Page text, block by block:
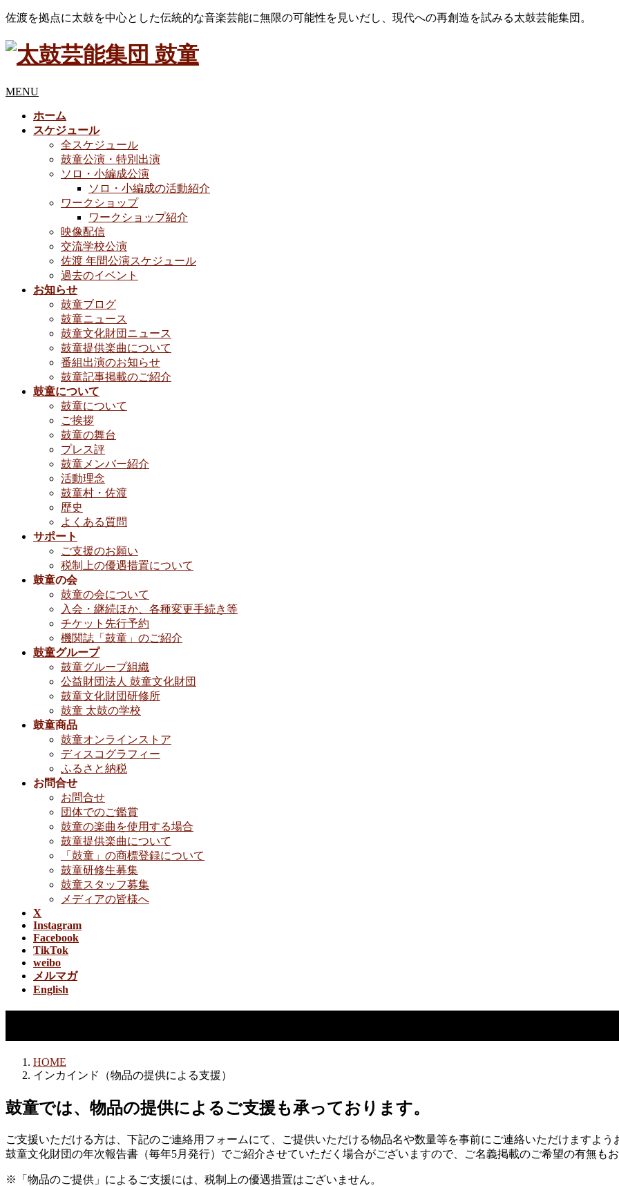
佐渡を拠点に太鼓を中心とした伝統的な音楽芸能に無限の可能性を見いだし、現代への再創造を試みる太鼓芸能集団。
MENU
ホーム
スケジュール
全スケジュール
鼓童公演・特別出演
ソロ・小編成公演
ソロ・小編成の活動紹介
ワークショップ
ワークショップ紹介
映像配信
交流学校公演
佐渡 年間公演スケジュール
過去のイベント
お知らせ
鼓童ブログ
鼓童ニュース
鼓童文化財団ニュース
鼓童提供楽曲について
番組出演のお知らせ
鼓童記事掲載のご紹介
鼓童について
鼓童について
ご挨拶
鼓童の舞台
プレス評
鼓童メンバー紹介
活動理念
鼓童村・佐渡
歴史
よくある質問
サポート
ご支援のお願い
税制上の優遇措置について
鼓童の会
鼓童の会について
入会・継続ほか、各種変更手続き等
チケット先行予約
機関誌「鼓童」のご紹介
鼓童グループ
鼓童グループ組織
公益財団法人 鼓童文化財団
鼓童文化財団研修所
鼓童 太鼓の学校
鼓童商品
鼓童オンラインストア
ディスコグラフィー
ふるさと納税
お問合せ
お問合せ
団体でのご鑑賞
鼓童の楽曲を使用する場合
鼓童提供楽曲について
「鼓童」の商標登録について
鼓童研修生募集
鼓童スタッフ募集
メディアの皆様へ
X
Instagram
Facebook
TikTok
weibo
メルマガ
English
HOME
インカインド（物品の提供による支援）
鼓童では、物品の提供によるご支援も承っております。
ご支援いただける方は、下記のご連絡用フォームにて、ご提供いただける物品名や数量等を事前にご連絡いただけますよう
鼓童文化財団の年次報告書（毎年5月発行）でご紹介させていただく場合がございますので、ご名義掲載のご希望の有無もお
※「物品のご提供」によるご支援には、税制上の優遇措置はございません。